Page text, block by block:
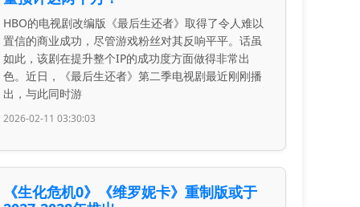
HBO的电视剧改编版《最后生还者》取得了令人难以
置信的商业成功，尽管游戏粉丝对其反响平平。话虽
如此，该剧在提升整个IP的成功度方面做得非常出
色。近日，《最后生还者》第二季电视剧最近刚刚播
出，与此同时游
2026-02-11 03:30:03
《生化危机0》《维罗妮卡》重制版或于